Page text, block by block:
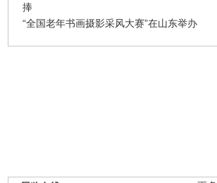
捧
“全国老年书画摄影采风大赛”在山东举办